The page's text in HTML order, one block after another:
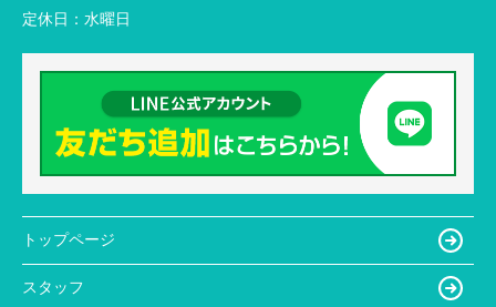
定休日： 水曜日
トップページ
スタッフ